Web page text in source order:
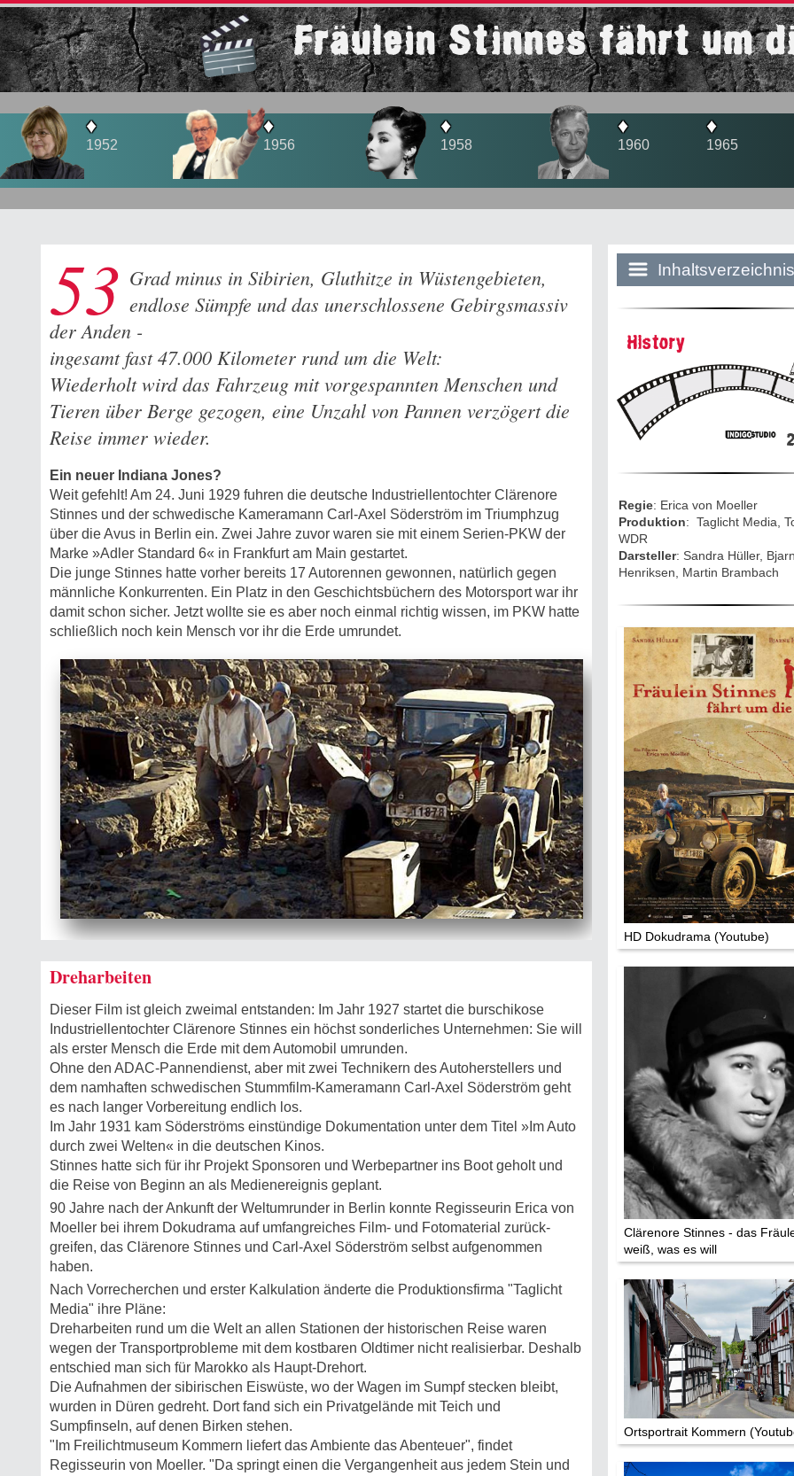
Fräulein Stinnes fährt um
1956 1958 1960
♦
1965 1966
53 Grad minus in Sibirien, Gluthitze in Wüstengebieten,
endlose Sümpfe und das unerschlossene Gebirgsmassiv
der Anden -
ingesamt fast 47.000 Kilometer rund um die Welt:
Wiederholt wird das Fahrzeug mit vorgespannten Menschen und
Tieren über Berge gezogen, eine Unzahl von Pannen verzögert die
Reise immer wieder.
Ein neuer Indiana Jones?
Weit gefehlt! Am 24. Juni 1929 fuhren die deutsche Industriellentochter Clärenore
Stinnes und der schwedische Kameramann Carl-Axel Söderström im Triumphzug
über die Avus in Berlin ein. Zwei Jahre zuvor waren sie mit einem Serien-PKW der
Marke »Adler Standard 6« in Frankfurt am Main gestartet.
Die junge Stinnes hatte vorher bereits 17 Autorennen gewonnen, natürlich gegen
männliche Konkurrenten. Ein Platz in den Geschichtsbüchern des Motorsport war ihr
damit schon sicher. Jetzt wollte sie es aber noch einmal richtig wissen, im PKW hatte
schließlich noch kein Mensch vor ihr die Erde umrundet.
Dreharbeiten
Dieser Film ist gleich zweimal entstanden: Im Jahr 1927 startet die burschikose
Industriellentochter Clärenore Stinnes ein höchst sonderliches Unternehmen: Sie will
als erster Mensch die Erde mit dem Automobil umrunden.
Ohne den ADAC-Pannendienst, aber mit zwei Technikern des Autoherstellers und
dem namhaften schwedischen Stummfilm-Kameramann Carl-Axel Söderström geht
es nach langer Vorbereitung endlich los.
Im Jahr 1931 kam Söderströms einstündige Dokumentation unter dem Titel »Im Auto
durch zwei Welten« in die deutschen Kinos.
Stinnes hatte sich für ihr Projekt Sponsoren und Werbepartner ins Boot geholt und
die Reise von Beginn an als Medienereignis geplant.
90 Jahre nach der Ankunft der Weltumrunder in Berlin konnte Regisseurin Erica von
Moeller bei ihrem Dokudrama auf umfangreiches Film- und Fotomaterial zurück­
greifen, das Clärenore Stinnes und Carl-Axel Söderström selbst aufgenommen
haben.
Nach Vorrecherchen und erster Kalkulation änderte die Produktionsfirma "Taglicht
Media" ihre Pläne:
Dreharbeiten rund um die Welt an allen Stationen der historischen Reise waren
wegen der Transportprobleme mit dem kostbaren Oldtimer nicht realisierbar. Deshalb
entschied man sich für Marokko als Haupt-Drehort.
Die Aufnahmen der sibirischen Eiswüste, wo der Wagen im Sumpf stecken bleibt,
wurden in Düren gedreht. Dort fand sich ein Privatgelände mit Teich und
Sumpfinseln, auf denen Birken stehen.
"Im Freilichtmuseum Kommern liefert das Ambiente das Abenteuer", findet
Regisseurin von Moeller. "Da springt einen die Vergangenheit aus jedem Stein und
Inhaltsverzeichnis
Mythen,
Die Eifel
Eifelevents
Eifelkarte:
Eifelkrimi:
Die Autoren
TV & Kino
Die Stars:
Wer hat wo
Mediathek
Impressum
Datenschutz
History
Regie: Erica von Moeller
Produktion: Taglicht Media,
WDR
Darsteller: Sandra Hüller,
Henriksen, Martin Brambach
HD Dokudrama (Youtube)
Clärenore Stinnes - das
weiß, was es will
Ortsportrait Kommern